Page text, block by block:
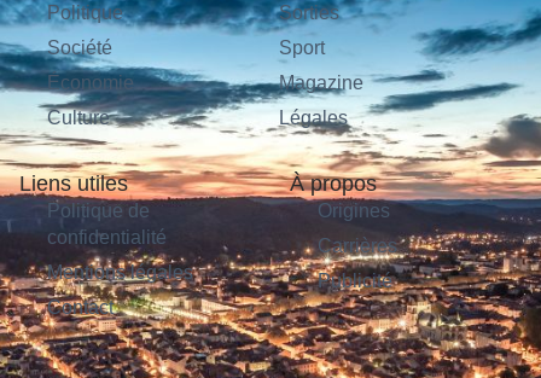
Politique
Société
Économie
Culture
Sorties
Sport
Magazine
Légales
Liens utiles
Politique de
confidentialité
Mentions légales
Contact
À propos
Origines
Carrières
Publicité